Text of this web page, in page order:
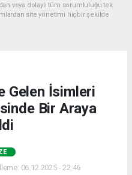
veya dolaylı tüm sorumluluğu tek
site yönetimi hiçbir şekilde
Gelen İsimleri
Bir Araya
06.12.2025 - 22:46